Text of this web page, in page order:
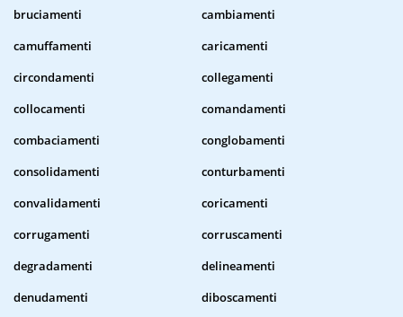
bruciamenti
cambiamenti
camuffamenti
caricamenti
circondamenti
collegamenti
collocamenti
comandamenti
combaciamenti
conglobamenti
consolidamenti
conturbamenti
convalidamenti
coricamenti
corrugamenti
corruscamenti
degradamenti
delineamenti
denudamenti
diboscamenti